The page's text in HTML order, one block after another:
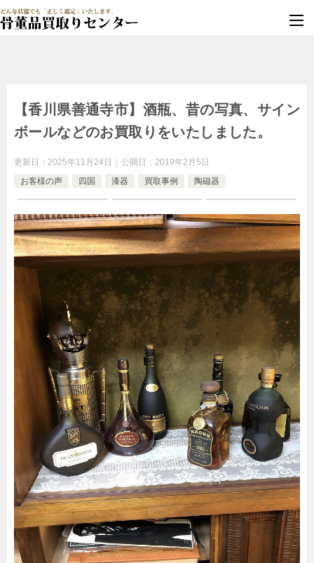
【香川県善通寺市】酒瓶、昔の写真、サイン
ボールなどのお買取りをいたしました。
更新日： 2025年11月24日 公開日： 2019年2月5日
お客様の声
四国 漆器 買取事例 陶磁器